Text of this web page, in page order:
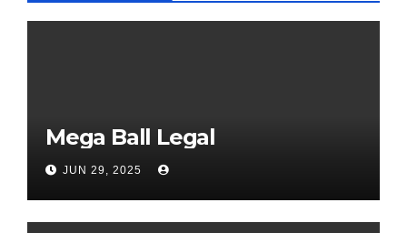
Mega Ball Legal
JUN 29, 2025